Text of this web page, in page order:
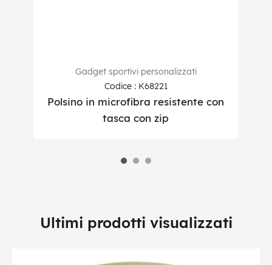
Gadget sportivi personalizzati
Codice : K68221
Polsino in microfibra resistente con
tasca con zip
Ultimi prodotti visualizzati